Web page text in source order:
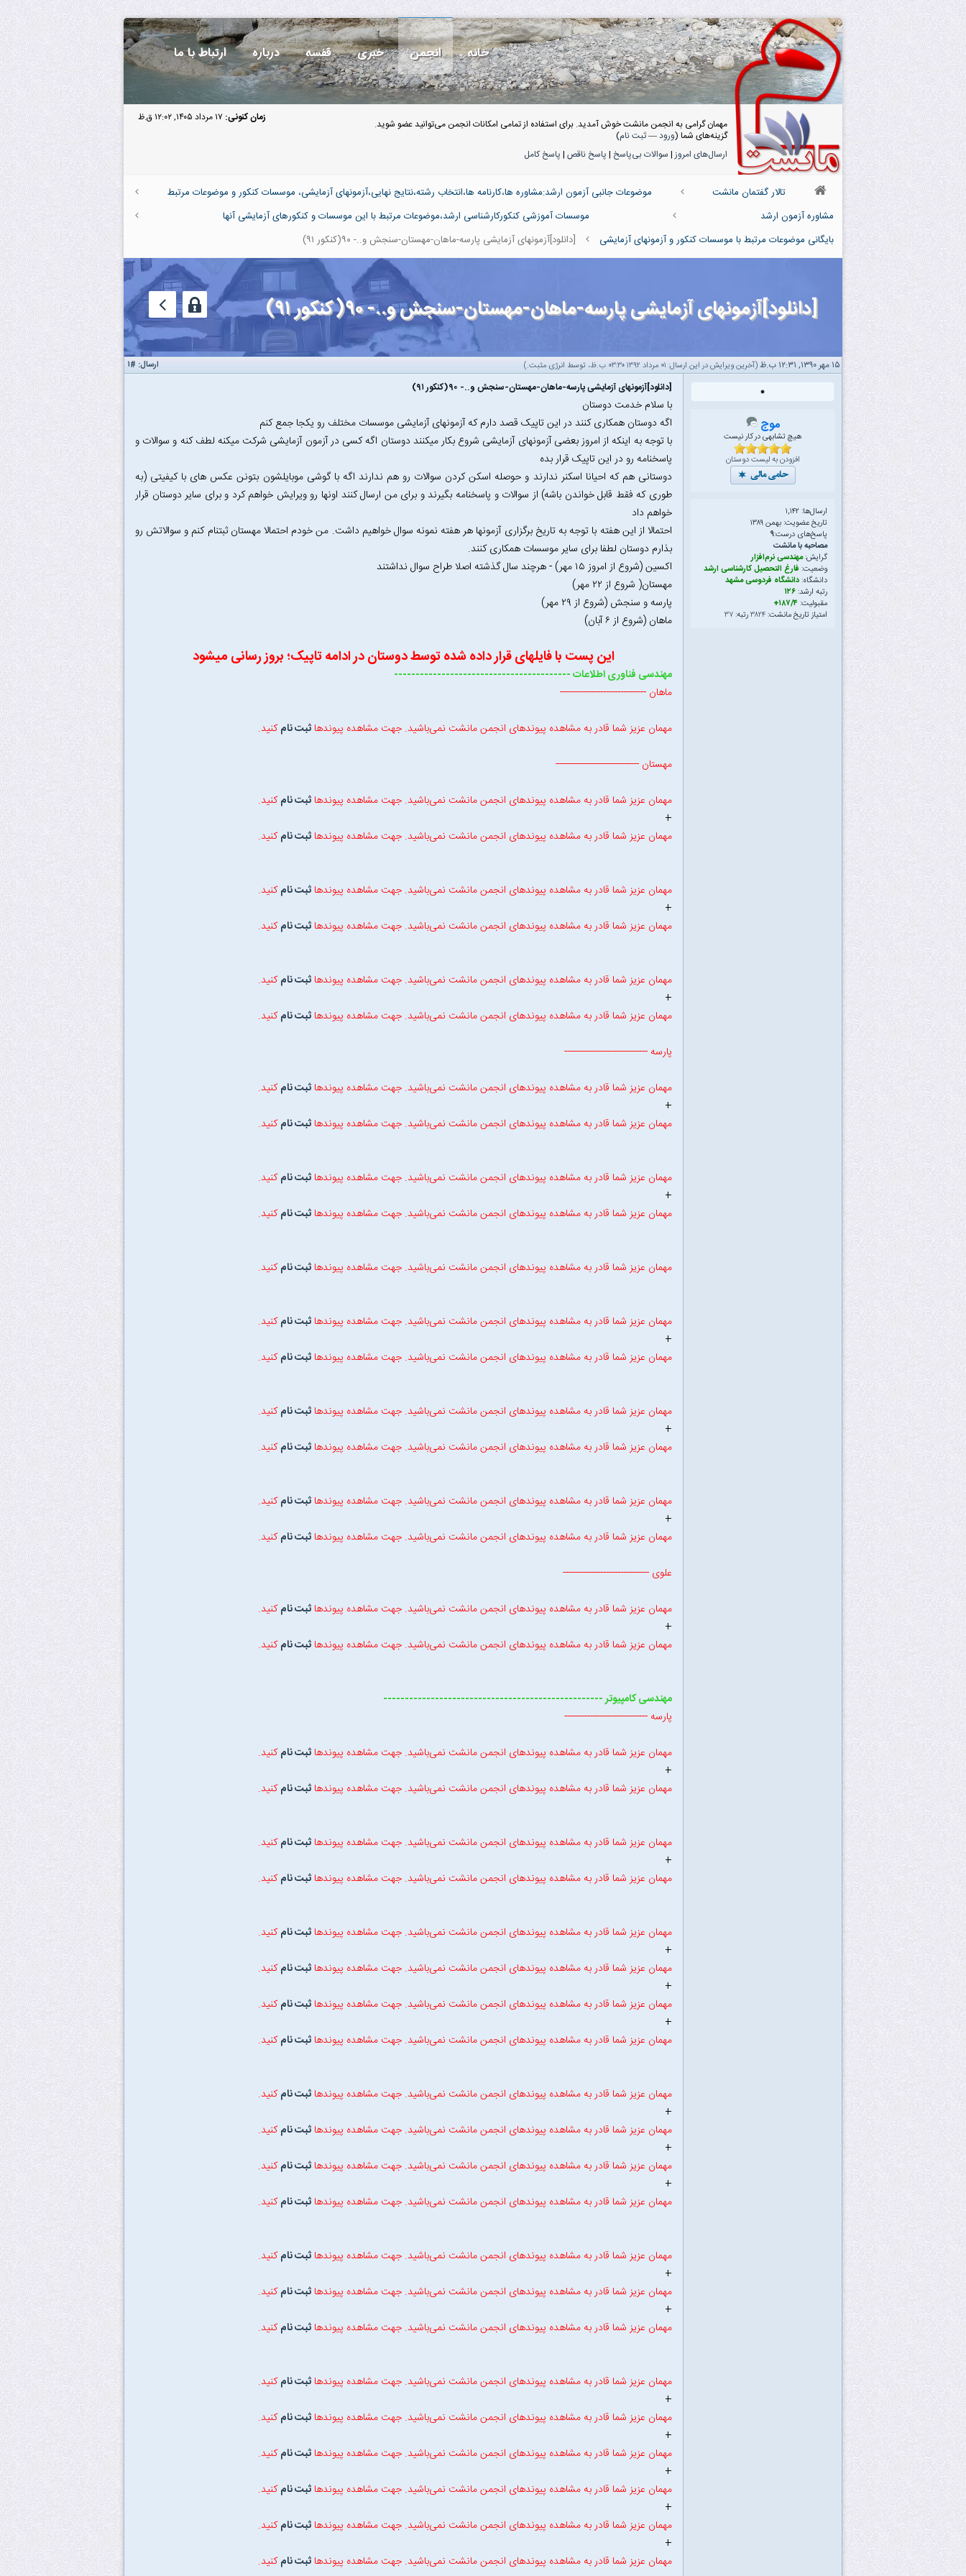
خانه انجمن خبری قفسه درباره ارتباط با ما
زمان کنونی: ۱۷ مرداد ۱۴۰۵, ۱۲:۰۲ ق.ظ
مهمان گرامی به انجمن مانشت خوش آمدید. برای استفاده از تمامی امکانات انجمن می‌توانید عضو شوید.
گزینه‌های شما (ورود—ثبت نام)
ارسال‌های امروز| سوالات بی‌پاسخ | پاسخ ناقص | پاسخ کامل
تالار گفتمان مانشت
موضوعات جانبی آزمون ارشد:مشاوره ها،کارنامه ها،انتخاب رشته،نتایج نهایی،آزمونهای آزمایشی، موسسات کنکور و موضوعات مرتبط
مشاوره آزمون ارشد
موسسات آموزشی کنکورکارشناسی ارشد،موضوعات مرتبط با این موسسات و کنکورهای آزمایشی آنها
بایگانی موضوعات مرتبط با موسسات کنکور و آزمونهای آزمایشی
[دانلود]آزمونهای آزمایشی پارسه-ماهان-مهستان-سنجش و..- ۹۰(کنکور ۹۱)
[دانلود]آزمونهای آزمایشی پارسه-ماهان-مهستان-سنجش و..- ۹۰(کنکور ۹۱)
ارسال: #۱ ۱۵ مهر ۱۳۹۰, ۱۲:۳۱ ب.ظ (آخرین ویرایش در این ارسال: ۰۱ مرداد ۱۳۹۲ ۰۳:۳۰ ب.ظ، توسط انرژی مثبت.)
موج
هیچ تشابهی در کار نیست
افزودن به لیست دوستان
ارسال‌ها: ۱,۱۴۲
تاریخ عضویت: بهمن ۱۳۸۹
پاسخ‌های درست:۹
مصاحبه با مانشت
گرایش:مهندسی نرم‌افزار
وضعیت: فارغ التحصیل کارشناسی ارشد
دانشگاه:دانشگاه فردوسی مشهد
رتبه ارشد:۱۲۶
مقبولیت:۱۸۷/۴+
امتیاز تاریخ مانشت:۳۸۲۴رتبه:۳۷
[دانلود]آزمونهای آزمایشی پارسه-ماهان-مهستان-سنجش و..- ۹۰(کنکور ۹۱)
با سلام خدمت دوستان
اگه دوستان همکاری کنند در این تاپیک قصد دارم که آزمونهای آزمایشی موسسات مختلف رو یکجا جمع کنم
با توجه به اینکه از امروز بعضی آزمونهای آزمایشی شروع بکار میکنند دوستان اگه کسی در آزمون آزمایشی شرکت میکنه لطف کنه و سوالات و
پاسخنامه رو در این تاپیک قرار بده
دوستانی هم که احیانا اسکنر ندارند و حوصله اسکن کردن سوالات رو هم ندارند اگه با گوشی موبایلشون بتونن عکس های با کیفیتی (به
طوری که فقط قابل خواندن باشه) از سوالات و پاسخنامه بگیرند و برای من ارسال کنند اونها رو ویرایش خواهم کرد و برای سایر دوستان قرار
خواهم داد
احتمالا از این هفته با توجه به تاریخ برگزاری آزمونها هر هفته نمونه سوال خواهیم داشت. من خودم احتمالا مهستان ثبتنام کنم و سوالاتش رو
بذارم دوستان لطفا برای سایر موسسات همکاری کنند.
اکسین (شروع از امروز ۱۵ مهر) - هرچند سال گذشته اصلا طراح سوال نداشتند
مهستان( شروع از ۲۲ مهر)
پارسه و سنجش (شروع از ۲۹ مهر)
ماهان (شروع از ۶ آبان)
این پست با فایلهای قرار داده شده توسط دوستان در ادامه تاپیک؛ بروز رسانی میشود
مهندسی فناوری اطلاعات -----------------------------------------
ماهان ------------------------------
مهمان عزیز شما قادر به مشاهده پیوندهای انجمن مانشت نمی‌باشید. جهت مشاهده پیوندها ثبت نامکنید.
مهستان -----------------------------
مهمان عزیز شما قادر به مشاهده پیوندهای انجمن مانشت نمی‌باشید. جهت مشاهده پیوندها ثبت نامکنید.
+
مهمان عزیز شما قادر به مشاهده پیوندهای انجمن مانشت نمی‌باشید. جهت مشاهده پیوندها ثبت نامکنید.
مهمان عزیز شما قادر به مشاهده پیوندهای انجمن مانشت نمی‌باشید. جهت مشاهده پیوندها ثبت نامکنید.
+
مهمان عزیز شما قادر به مشاهده پیوندهای انجمن مانشت نمی‌باشید. جهت مشاهده پیوندها ثبت نامکنید.
مهمان عزیز شما قادر به مشاهده پیوندهای انجمن مانشت نمی‌باشید. جهت مشاهده پیوندها ثبت نامکنید.
+
مهمان عزیز شما قادر به مشاهده پیوندهای انجمن مانشت نمی‌باشید. جهت مشاهده پیوندها ثبت نامکنید.
پارسه -----------------------------
مهمان عزیز شما قادر به مشاهده پیوندهای انجمن مانشت نمی‌باشید. جهت مشاهده پیوندها ثبت نامکنید.
+
مهمان عزیز شما قادر به مشاهده پیوندهای انجمن مانشت نمی‌باشید. جهت مشاهده پیوندها ثبت نامکنید.
مهمان عزیز شما قادر به مشاهده پیوندهای انجمن مانشت نمی‌باشید. جهت مشاهده پیوندها ثبت نامکنید.
+
مهمان عزیز شما قادر به مشاهده پیوندهای انجمن مانشت نمی‌باشید. جهت مشاهده پیوندها ثبت نامکنید.
مهمان عزیز شما قادر به مشاهده پیوندهای انجمن مانشت نمی‌باشید. جهت مشاهده پیوندها ثبت نامکنید.
مهمان عزیز شما قادر به مشاهده پیوندهای انجمن مانشت نمی‌باشید. جهت مشاهده پیوندها ثبت نامکنید.
+
مهمان عزیز شما قادر به مشاهده پیوندهای انجمن مانشت نمی‌باشید. جهت مشاهده پیوندها ثبت نامکنید.
مهمان عزیز شما قادر به مشاهده پیوندهای انجمن مانشت نمی‌باشید. جهت مشاهده پیوندها ثبت نامکنید.
+
مهمان عزیز شما قادر به مشاهده پیوندهای انجمن مانشت نمی‌باشید. جهت مشاهده پیوندها ثبت نامکنید.
مهمان عزیز شما قادر به مشاهده پیوندهای انجمن مانشت نمی‌باشید. جهت مشاهده پیوندها ثبت نامکنید.
+
مهمان عزیز شما قادر به مشاهده پیوندهای انجمن مانشت نمی‌باشید. جهت مشاهده پیوندها ثبت نامکنید.
علوی ------------------------------
مهمان عزیز شما قادر به مشاهده پیوندهای انجمن مانشت نمی‌باشید. جهت مشاهده پیوندها ثبت نامکنید.
+
مهمان عزیز شما قادر به مشاهده پیوندهای انجمن مانشت نمی‌باشید. جهت مشاهده پیوندها ثبت نامکنید.
مهندسی کامپیوتر ---------------------------------------------------
پارسه -----------------------------
مهمان عزیز شما قادر به مشاهده پیوندهای انجمن مانشت نمی‌باشید. جهت مشاهده پیوندها ثبت نامکنید.
+
مهمان عزیز شما قادر به مشاهده پیوندهای انجمن مانشت نمی‌باشید. جهت مشاهده پیوندها ثبت نامکنید.
مهمان عزیز شما قادر به مشاهده پیوندهای انجمن مانشت نمی‌باشید. جهت مشاهده پیوندها ثبت نامکنید.
+
مهمان عزیز شما قادر به مشاهده پیوندهای انجمن مانشت نمی‌باشید. جهت مشاهده پیوندها ثبت نامکنید.
مهمان عزیز شما قادر به مشاهده پیوندهای انجمن مانشت نمی‌باشید. جهت مشاهده پیوندها ثبت نامکنید.
+
مهمان عزیز شما قادر به مشاهده پیوندهای انجمن مانشت نمی‌باشید. جهت مشاهده پیوندها ثبت نامکنید.
+
مهمان عزیز شما قادر به مشاهده پیوندهای انجمن مانشت نمی‌باشید. جهت مشاهده پیوندها ثبت نامکنید.
+
مهمان عزیز شما قادر به مشاهده پیوندهای انجمن مانشت نمی‌باشید. جهت مشاهده پیوندها ثبت نامکنید.
مهمان عزیز شما قادر به مشاهده پیوندهای انجمن مانشت نمی‌باشید. جهت مشاهده پیوندها ثبت نامکنید.
+
مهمان عزیز شما قادر به مشاهده پیوندهای انجمن مانشت نمی‌باشید. جهت مشاهده پیوندها ثبت نامکنید.
+
مهمان عزیز شما قادر به مشاهده پیوندهای انجمن مانشت نمی‌باشید. جهت مشاهده پیوندها ثبت نامکنید.
+
مهمان عزیز شما قادر به مشاهده پیوندهای انجمن مانشت نمی‌باشید. جهت مشاهده پیوندها ثبت نامکنید.
مهمان عزیز شما قادر به مشاهده پیوندهای انجمن مانشت نمی‌باشید. جهت مشاهده پیوندها ثبت نامکنید.
+
مهمان عزیز شما قادر به مشاهده پیوندهای انجمن مانشت نمی‌باشید. جهت مشاهده پیوندها ثبت نامکنید.
+
مهمان عزیز شما قادر به مشاهده پیوندهای انجمن مانشت نمی‌باشید. جهت مشاهده پیوندها ثبت نامکنید.
مهمان عزیز شما قادر به مشاهده پیوندهای انجمن مانشت نمی‌باشید. جهت مشاهده پیوندها ثبت نامکنید.
+
مهمان عزیز شما قادر به مشاهده پیوندهای انجمن مانشت نمی‌باشید. جهت مشاهده پیوندها ثبت نامکنید.
+
مهمان عزیز شما قادر به مشاهده پیوندهای انجمن مانشت نمی‌باشید. جهت مشاهده پیوندها ثبت نامکنید.
+
مهمان عزیز شما قادر به مشاهده پیوندهای انجمن مانشت نمی‌باشید. جهت مشاهده پیوندها ثبت نامکنید.
+
مهمان عزیز شما قادر به مشاهده پیوندهای انجمن مانشت نمی‌باشید. جهت مشاهده پیوندها ثبت نامکنید.
+
مهمان عزیز شما قادر به مشاهده پیوندهای انجمن مانشت نمی‌باشید. جهت مشاهده پیوندها ثبت نامکنید.